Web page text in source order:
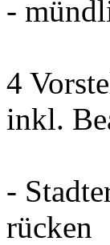
-
4
inkl.
-
rücken